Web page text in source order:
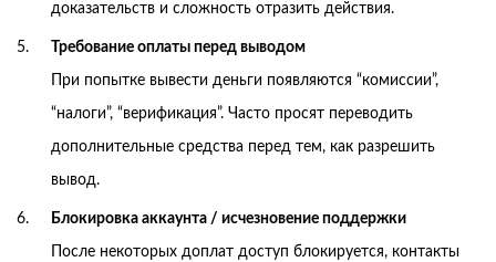
доказательств и сложность отразить действия.
Требование оплаты перед выводом
При попытке вывести деньги появляются “комиссии”,
“налоги”, “верификация”. Часто просят переводить
дополнительные средства перед тем, как разрешить
вывод.
Блокировка аккаунта / исчезновение поддержки
После некоторых доплат доступ блокируется, контакты